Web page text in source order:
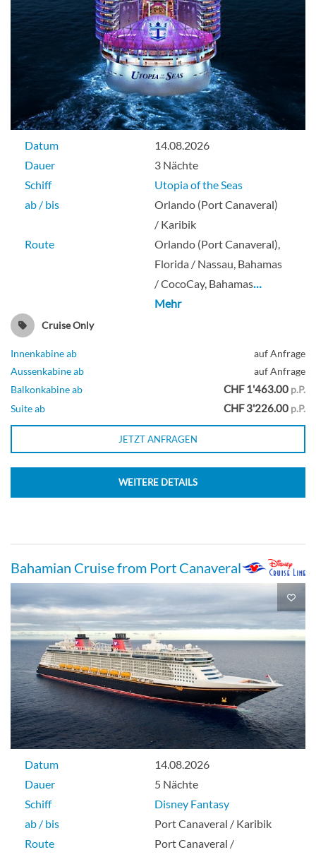
Datum
14.08.2026
Dauer
3 Nächte
Schiff
Utopia of the Seas
ab / bis
Orlando (Port Canaveral)
/ Karibik
Route
Orlando (Port Canaveral),
Florida / Nassau, Bahamas
/ CocoCay, Bahamas…
Mehr
Cruise Only
Innenkabine ab
auf Anfrage
Aussenkabine ab
auf Anfrage
Balkonkabine ab
CHF 1'463.00 p.P.
Suite ab
CHF 3'226.00 p.P.
JETZT ANFRAGEN
WEITERE DETAILS
Bahamian Cruise from Port Canaveral
Datum
14.08.2026
Dauer
5 Nächte
Schiff
Disney Fantasy
ab / bis
Port Canaveral / Karibik
Route
Port Canaveral /